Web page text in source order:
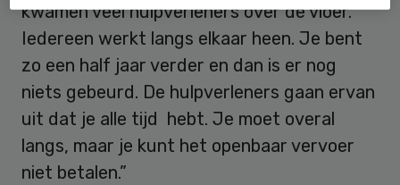
kwamen veel hulpverleners over de vloer.
Iedereen werkt langs elkaar heen. Je bent
zo een half jaar verder en dan is er nog
niets gebeurd. De hulpverleners gaan ervan
uit dat je alle tijd hebt. Je moet overal
langs, maar je kunt het openbaar vervoer
niet betalen.”